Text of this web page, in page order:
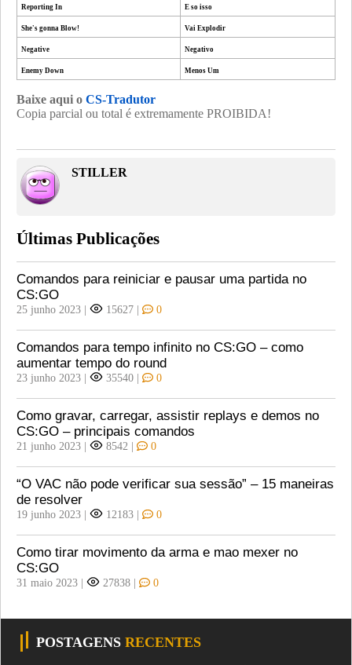
Reporting In E so isso
She's gonna Blow! Vai Explodir
Negative Negativo
Enemy Down Menos Um
Baixe aqui o CS-Tradutor
Copia parcial ou total é extremamente PROIBIDA!
STILLER
Últimas Publicações
Comandos para reiniciar e pausar uma partida no
CS:GO
25 junho 2023 | 15627 | 0
Comandos para tempo infinito no CS:GO – como
aumentar tempo do round
23 junho 2023 | 35540 | 0
Como gravar, carregar, assistir replays e demos no
CS:GO – principais comandos
21 junho 2023 | 8542 | 0
“O VAC não pode verificar sua sessão” – 15 maneiras
de resolver
19 junho 2023 | 12183 | 0
Como tirar movimento da arma e mao mexer no
CS:GO
31 maio 2023 | 27838 | 0
POSTAGENS RECENTES